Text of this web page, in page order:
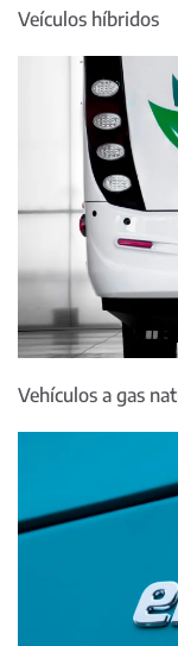
Veículos híbridos
Vehículos a gas